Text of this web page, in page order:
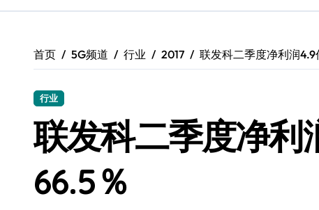
S24+震撼登场，美出新高度！
Galaxy A56 5G登场，时尚与性能双巅峰！
vivo S50新功能大揭秘！优惠全享，高效玩
首页 5G频道 行业 2017 联发科二季度净利润
行业
联发科二季度净利
66.5％